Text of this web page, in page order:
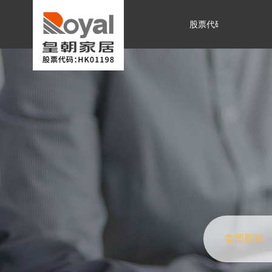
股票代码:01198.HK
集团新闻